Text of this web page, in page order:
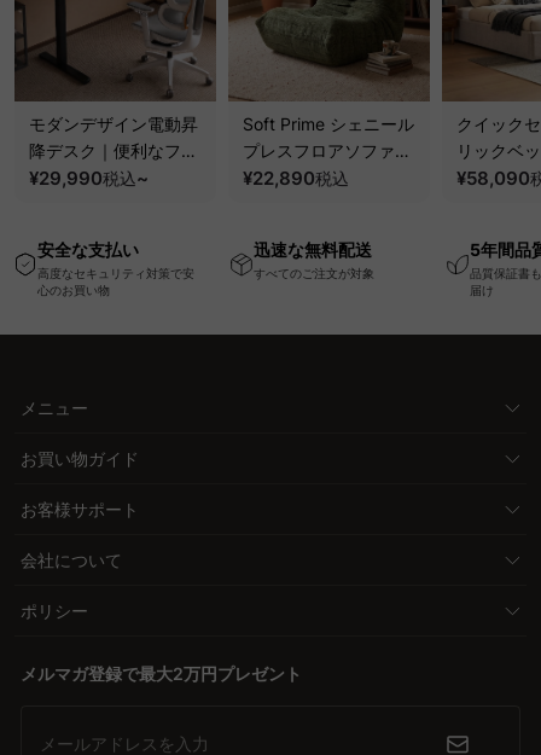
モダンデザイン電動昇
降デスク｜便利なフッ
ク・コンセント・
ー機能搭載ワークデス
ク
¥29,990税込~
Soft Prime シェニール
プレスフロアソファ｜
圧縮梱包で搬入しやす
ァ
¥22,890税込
クイック
リックベ
要で組み
¥58,090
安全な支払い
高度なセキュリティ対策で安
心のお買い物
迅速な無料配送
すべてのご注文が対象
5年間品
品質保証書
届け
メニュー
お買い物ガイド
お客様サポート
会社について
ポリシー
メルマガ登録で最大2万円プレゼント
メールアドレスを入力